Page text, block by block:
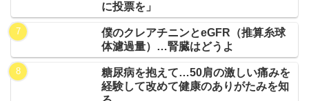
に投票を」
僕のクレアチニンとeGFR（推算糸球
体濾過量）…腎臓はどうよ
糖尿病を抱えて…50肩の激しい痛みを
経験して改めて健康のありがたみを知